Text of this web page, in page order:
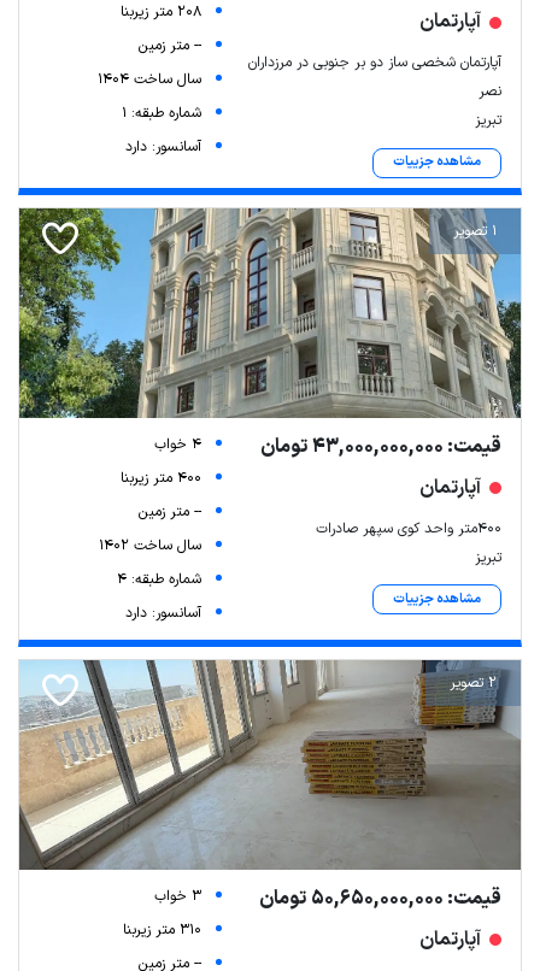
آپارتمان
آپارتمان شخصی ساز دو بر جنوبی در مرزداران
نصر
تبریز
مشاهده جزییات
208 متر زیربنا
-- متر زمین
سال ساخت 1404
شماره طبقه: 1
آسانسور: دارد
1 تصویر
قیمت: 43,000,000,000 تومان
آپارتمان
۴۰۰متر واحد کوی سپهر صادرات
تبریز
مشاهده جزییات
4 خواب
400 متر زیربنا
-- متر زمین
سال ساخت 1402
شماره طبقه: 4
آسانسور: دارد
2 تصویر
قیمت: 50,650,000,000 تومان
آپارتمان
3 خواب
310 متر زیربنا
-- متر زمین